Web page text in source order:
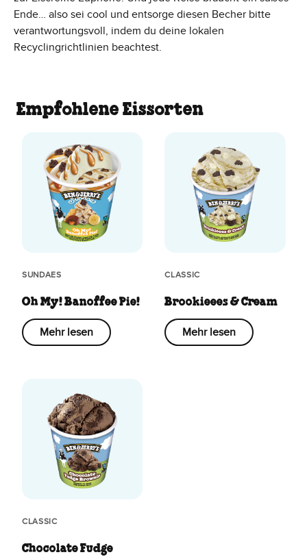
Ende… also sei cool und entsorge diesen Becher bitte
verantwortungsvoll, indem du deine lokalen
Recyclingrichtlinien beachtest.
Empfohlene Eissorten
SUNDAES
Oh My! Banoffee Pie!
Mehr lesen
CLASSIC
Brookieees & Cream
Mehr lesen
CLASSIC
Chocolate Fudge